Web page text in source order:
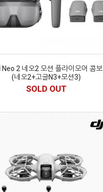
Neo 2 네오2 모션 플라이모어 콤보
(네오2+고글N3+모션3)
SOLD OUT